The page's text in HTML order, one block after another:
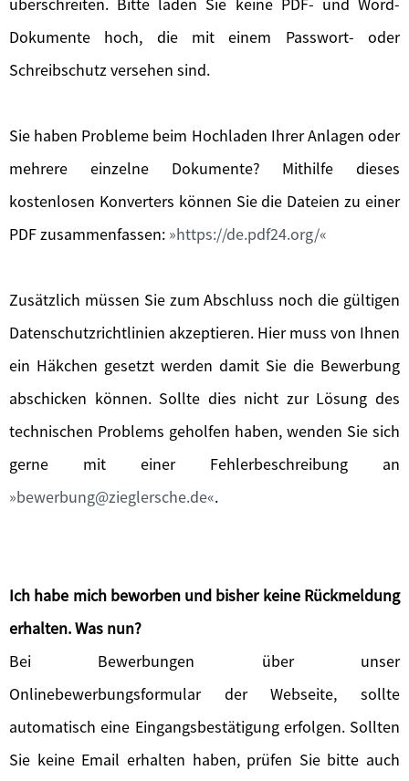
Dokumente hoch, die mit einem Passwort- oder
Schreibschutz versehen sind.
Sie haben Probleme beim Hochladen Ihrer Anlagen oder
mehrere einzelne Dokumente? Mithilfe dieses
kostenlosen Konverters können Sie die Dateien zu einer
PDF zusammenfassen: https://de.pdf24.org/
Zusätzlich müssen Sie zum Abschluss noch die gültigen
Datenschutzrichtlinien akzeptieren. Hier muss von Ihnen
ein Häkchen gesetzt werden damit Sie die Bewerbung
abschicken können. Sollte dies nicht zur Lösung des
technischen Problems geholfen haben, wenden Sie sich
gerne mit einer Fehlerbeschreibung an
bewerbung@zieglersche.de .
Ich habe mich beworben und bisher keine Rückmeldung
erhalten. Was nun?
Bei Bewerbungen über unser
Onlinebewerbungsformular der Webseite, sollte
automatisch eine Eingangsbestätigung erfolgen. Sollten
Sie keine Email erhalten haben, prüfen Sie bitte auch